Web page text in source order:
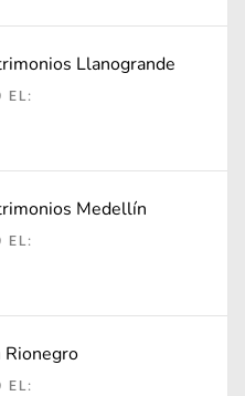
Llanogrande
EL:
Medellín
EL:
Rionegro
EL: